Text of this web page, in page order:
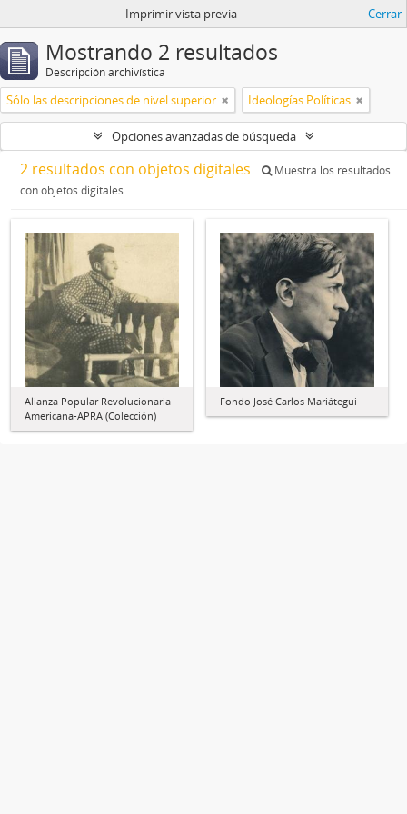
Imprimir vista previa Cerrar
Mostrando 2 resultados
Descripción archivística
Sólo las descripciones de nivel superior Ideologías Políticas
Opciones avanzadas de búsqueda
2 resultados con objetos digitales
Muestra los resultados
con objetos digitales
Alianza Popular Revolucionaria
Americana-APRA (Colección)
Fondo José Carlos Mariátegui